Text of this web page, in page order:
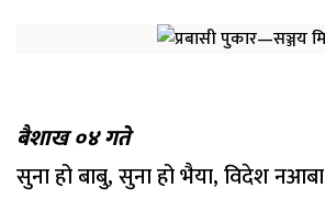
बैशाख ०४ गते
सुना हो बाबु, सुना हो भैया, विदेश नआबा